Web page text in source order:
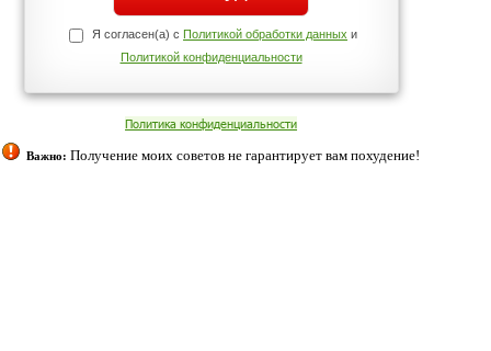
+7 (909) 421-77-27
cookies. Оставаясь с нами, вы соглашаетесь с нашей
Согласен